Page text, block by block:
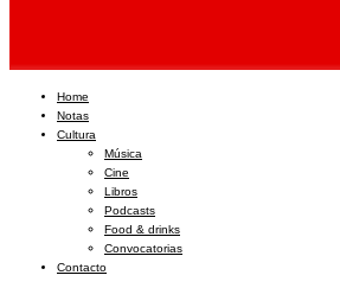
Home
Notas
Cultura
Música
Cine
Libros
Podcasts
Food & drinks
Convocatorias
Contacto